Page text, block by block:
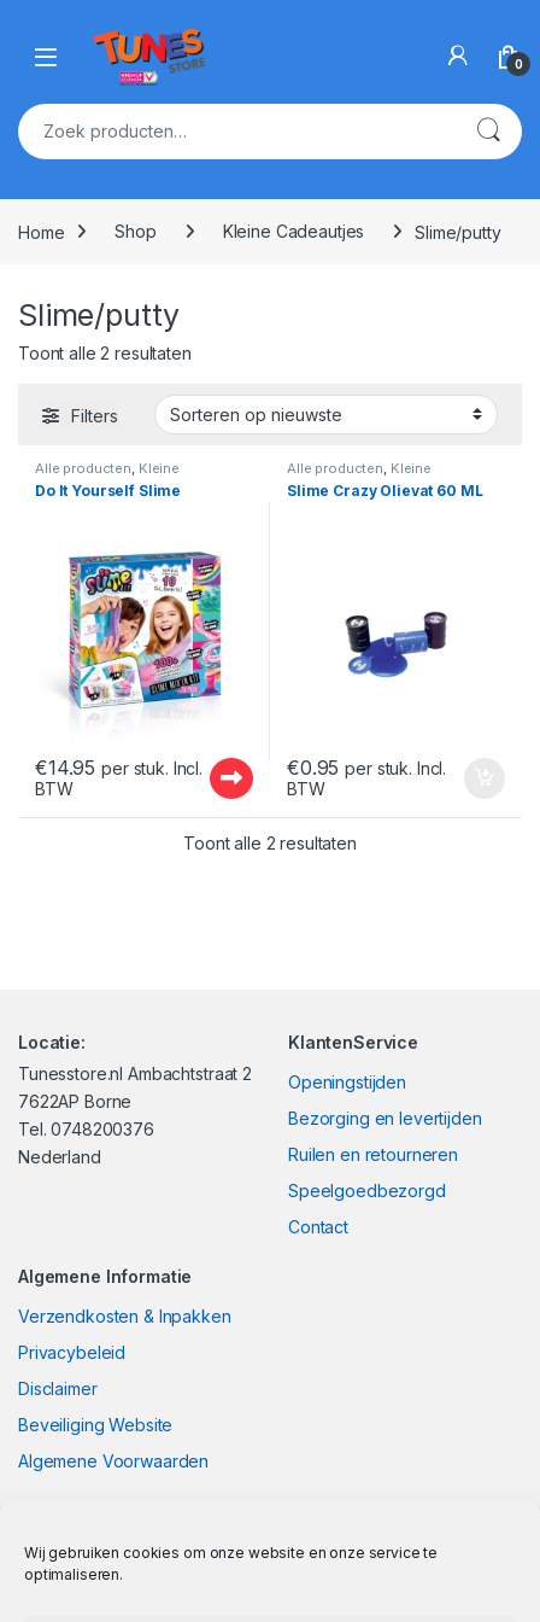
Wij gebruiken cookies om onze website en onze service te
optimaliseren.
Open 0
Zoeken naar:
Home Shop Kleine Cadeautjes Slime/putty
Slime/putty
Toont alle 2 resultatenGesorteerd op nieuwste
Filters
Alle producten, Kleine
Cadeautjes Slime/putty
Do It Yourself Slime
€14.95 per stuk. Incl.
BTW
Alle producten, Kleine
Cadeautjes Slime/putty
Slime Crazy Olievat 60 ML
€0.95 per stuk. Incl.
BTW
Toont alle 2 resultatenGesorteerd op
Locatie:
Tunesstore.nl Ambachtstraat 2
7622AP Borne
Tel. 0748200376
Nederland
KlantenService
Openingstijden
Bezorging en levertijden
Ruilen en retourneren
Speelgoedbezorgd
Contact
Algemene Informatie
Verzendkosten & Inpakken
Privacybeleid
Disclaimer
Beveiliging Website
Algemene Voorwaarden